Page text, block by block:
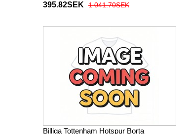
395.82SEK
1 041.70SEK
Billiga Tottenham Hotspur Borta